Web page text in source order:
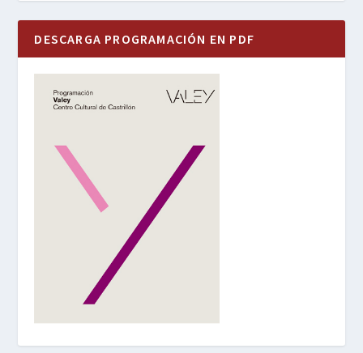
DESCARGA PROGRAMACIÓN EN PDF